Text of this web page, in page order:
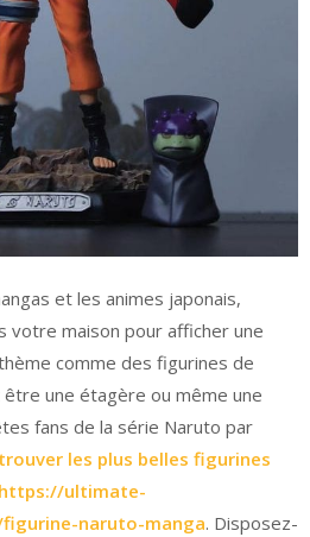
et les animes japonais,
votre maison pour afficher une
comme des figurines de
une étagère ou même une
fans de la série Naruto par
les plus belles figurines
ultimate-
naruto-manga. Disposez-